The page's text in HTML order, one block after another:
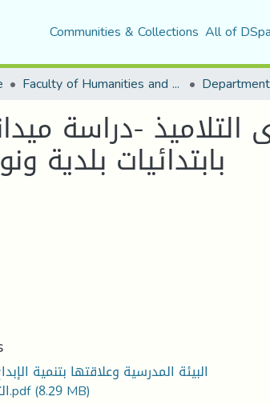
Communities & Collections All of
Faculty of Humanities and Social Sciences
التلاميذ -دراسة
بابتدائيات بلدية
البيئة المدرسية وعلاقتها بتنمية
التلاميذ.pdf(8.29 MB)